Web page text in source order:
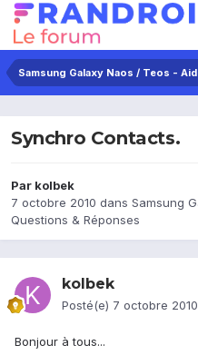
Synchro Contacts.
Par kolbek
7 octobre 2010 dans Samsung
Questions & Réponses
kolbek
Posté(e) 7 octobre 2010
Bonjour à tous...